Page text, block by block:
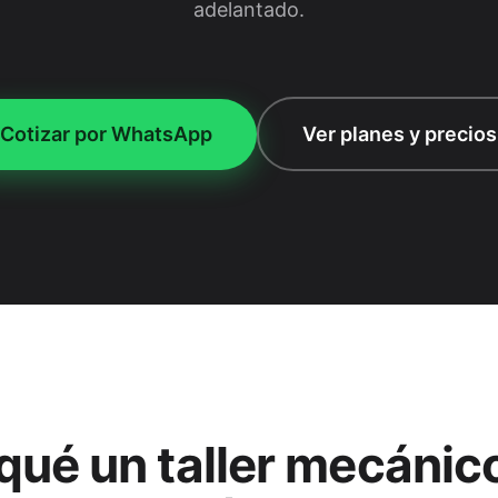
adelantado.
Cotizar por WhatsApp Ver planes y precios
un taller